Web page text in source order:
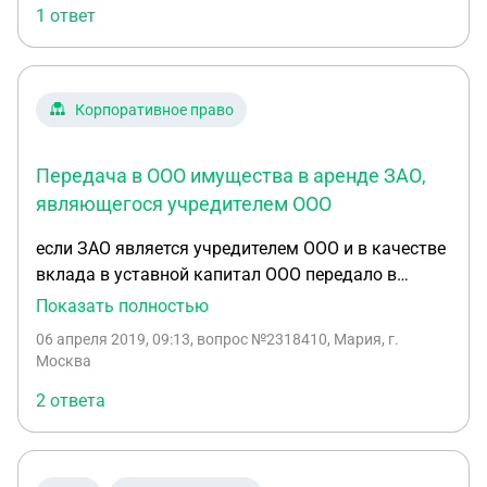
1 ответ
Корпоративное право
Передача в ООО имущества в аренде ЗАО,
являющегося учредителем ООО
если ЗАО является учредителем ООО и в качестве
вклада в уставной капитал ООО передало в
имущество,находящееся у ЗАО на праве
все сделки с этим имуществом должны
имеется запись в уставе ООО. ОЦЕНИТЕ
ПРАВОМЕРНОСТЬ ДАННОЙ СИТУАЦИИ?
Показать полностью
06 апреля 2019, 09:13, вопрос №2318410, Мария, г.
Москва
2 ответа